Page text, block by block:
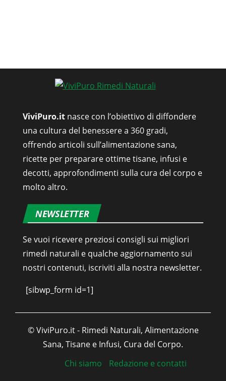
ViviPuro.it nasce con l’obiettivo di diffondere
una cultura del benessere a 360 gradi,
offrendo articoli sull’alimentazione sana,
ricette per preparare ottime tisane, infusi e
decotti, approfondimenti sulla cura del corpo e
molto altro.
NEWSLETTER
Se vuoi ricevere preziosi consigli sui migliori
rimedi naturali e qualche aggiornamento sui
nostri contenuti, iscriviti alla nostra newsletter.
[sibwp_form id=1]
© ViviPuro.it - Rimedi Naturali, Alimentazione
Sana, Tisane e Infusi, Cura del Corpo.
Chi siamo
Redazione e contatti